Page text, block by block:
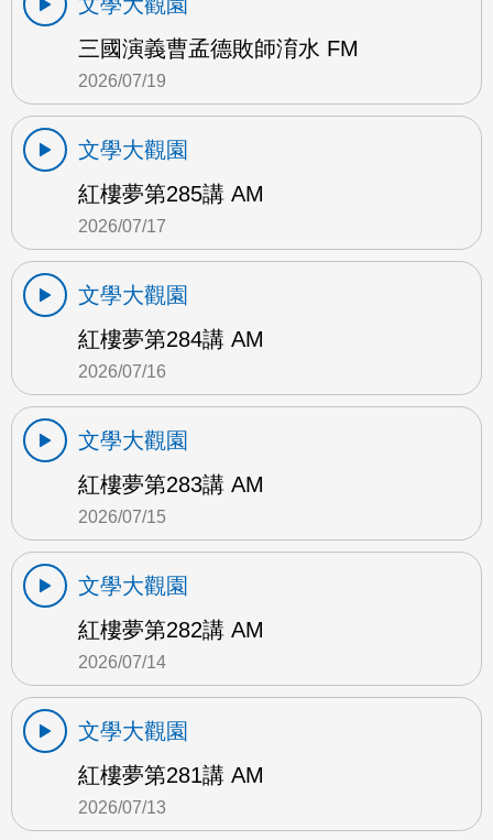
三國演義曹孟德敗師淯水 FM
2026/07/19
文學大觀園
紅樓夢第285講 AM
2026/07/17
文學大觀園
紅樓夢第284講 AM
2026/07/16
文學大觀園
紅樓夢第283講 AM
2026/07/15
文學大觀園
紅樓夢第282講 AM
2026/07/14
文學大觀園
紅樓夢第281講 AM
2026/07/13